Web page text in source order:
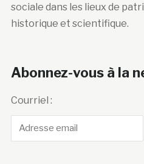
sociale dans les lieux de
historique et scientifique.
Abonnez-vous à la
Courriel :